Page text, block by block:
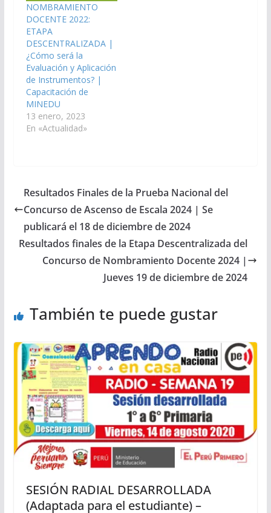
NOMBRAMIENTO
DOCENTE 2022:
ETAPA
DESCENTRALIZADA |
¿Cómo será la
Evaluación y Aplicación
de Instrumentos? |
Capacitación de
MINEDU
13 enero, 2023
En «Actualidad»
Resultados Finales de la Prueba Nacional del
Concurso de Ascenso de Escala 2024 | Se
publicará el 18 de diciembre de 2024
Resultados finales de la Etapa Descentralizada del
Concurso de Nombramiento Docente 2024 |
Jueves 19 de diciembre de 2024
También te puede gustar
SESIÓN RADIAL DESARROLLADA
(Adaptada para el estudiante) –